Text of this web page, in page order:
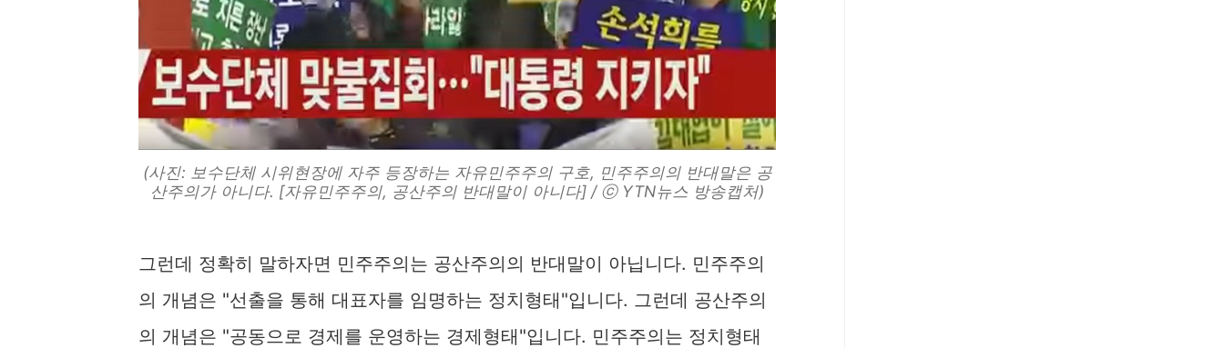
(사진: 보수단체 시위현장에 자주 등장하는 자유민주주의 구호, 민주주의의 반대말은 공
산주의가 아니다. [자유민주주의, 공산주의 반대말이 아니다] / ⓒ YTN뉴스 방송캡처)
그런데 정확히 말하자면 민주주의는 공산주의의 반대말이 아닙니다. 민주주의
의 개념은 "선출을 통해 대표자를 임명하는 정치형태"입니다. 그런데 공산주의
의 개념은 "공동으로 경제를 운영하는 경제형태"입니다. 민주주의는 정치형태